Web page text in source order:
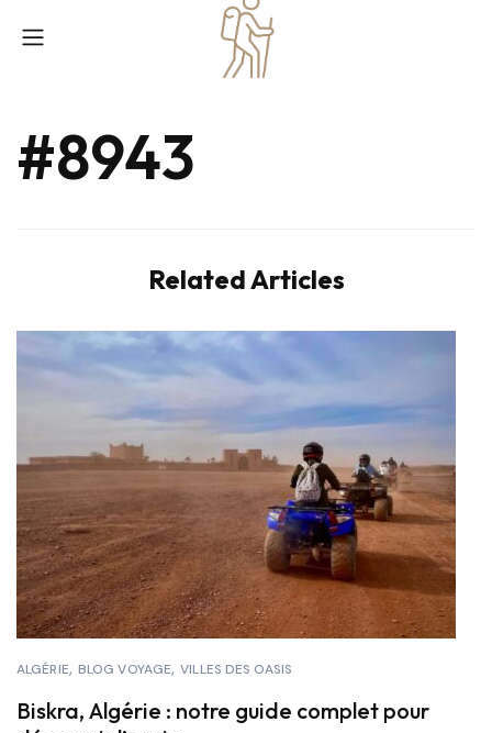
#8943
Related Articles
ALGÉRIE BLOG VOYAGE VILLES DES OASIS
Biskra, Algérie : notre guide complet pour